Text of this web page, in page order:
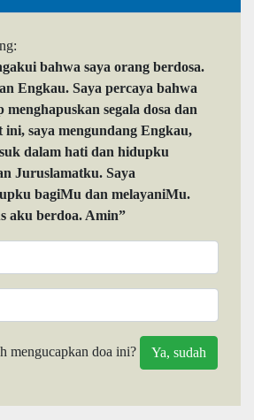
bahwa saya orang berdosa.
Engkau. Saya percaya bahwa
segala dosa dan
ini, saya mengundang Engkau,
dalam hati dan hidupku
Juruslamatku. Saya
bagiMu dan melayaniMu.
aku berdoa. Amin”
mengucapkan doa ini?